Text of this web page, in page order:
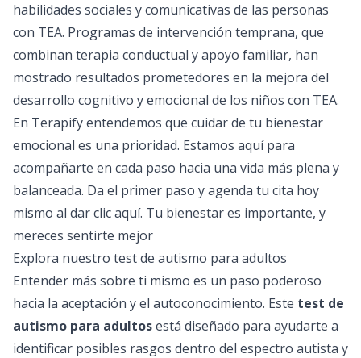
habilidades sociales y comunicativas de las personas
con TEA. Programas de intervención temprana, que
combinan terapia conductual y apoyo familiar, han
mostrado resultados prometedores en la mejora del
desarrollo cognitivo y emocional de los niños con TEA.
En Terapify entendemos que cuidar de tu bienestar
emocional es una prioridad. Estamos aquí para
acompañarte en cada paso hacia una vida más plena y
balanceada. Da el primer paso y agenda tu cita hoy
mismo al darclic aquí. Tu bienestar es importante, y
mereces sentirte mejor
Explora nuestro test de autismo para adultos
Entender más sobre ti mismo es un paso poderoso
hacia la aceptación y el autoconocimiento. Este test de
autismo para adultosestá diseñado para ayudarte a
identificar posibles rasgos dentro del espectro autista y